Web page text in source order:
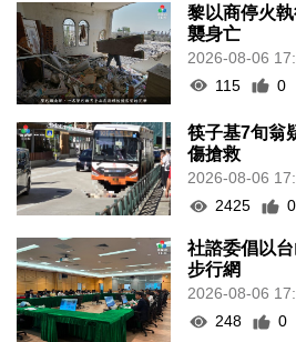
黎以商停火
襲身亡
2026-08-06
115
0
筷子基7旬翁
傷搶救
2026-08-06
2425
0
社諮委倡以
步行網
2026-08-06
248
0